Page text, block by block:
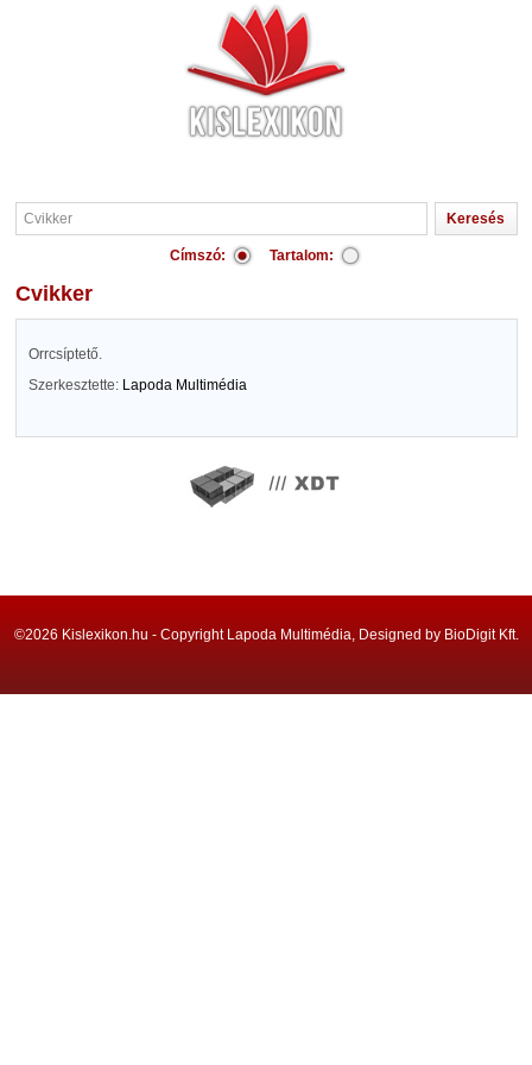
Címszó: Tartalom:
Cvikker
Orrcsíptető.
Szerkesztette: Lapoda Multimédia
©2026 Kislexikon.hu - Copyright Lapoda Multimédia, Designed by BioDigit Kft.